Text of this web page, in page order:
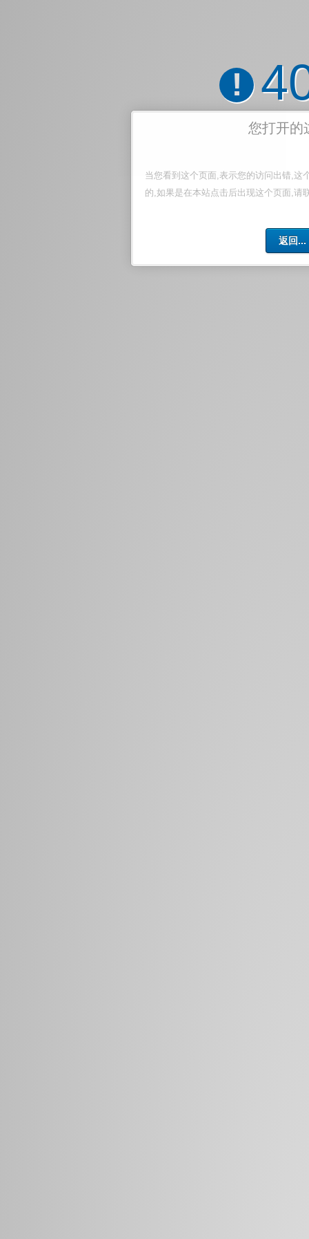
!
您打开的
当您看到这个页面,表示您的访问出错,这
的,如果是在本站点击后出现这个页面,请
返回...